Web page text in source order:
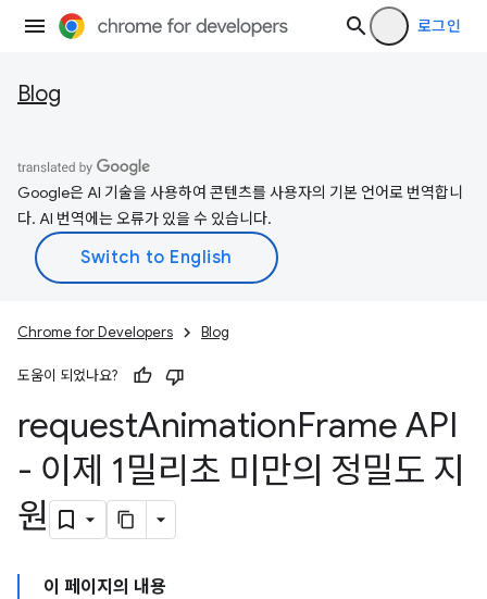
로그인
Blog
Google은 AI 기술을 사용하여 콘텐츠를 사용자의 기본 언어로 번역합니
다. AI 번역에는 오류가 있을 수 있습니다.
Chrome for Developers Blog
도움이 되었나요?
requestAnimationFrame API
- 이제 1밀리초 미만의 정밀도 지
원
이 페이지의 내용